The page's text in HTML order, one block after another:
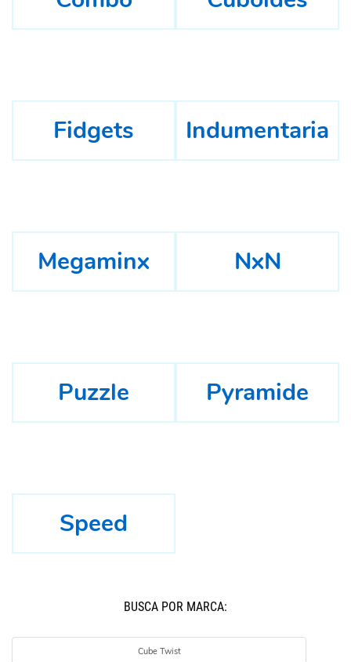
Fidgets Indumentaria
Megaminx NxN
Puzzle Pyramide
Speed
BUSCÁ POR MARCA:
Cube Twist